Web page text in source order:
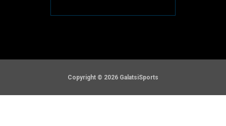
Copyright © 2026 GalatsiSports